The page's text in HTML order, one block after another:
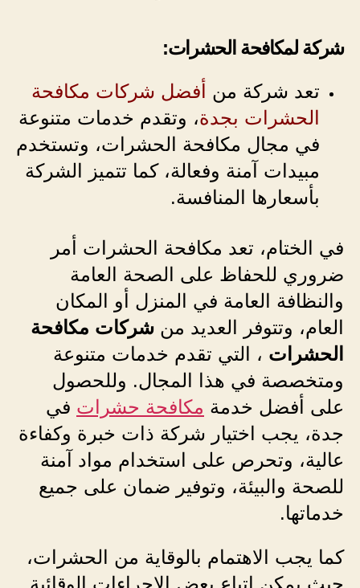
شركة لمكافحة الحشرات:
تعد شركة من أفضل شركات مكافحة
الحشرات بجدة، وتقدم خدمات متنوعة
في مجال مكافحة الحشرات، وتستخدم
مبيدات آمنة وفعالة، كما تتميز الشركة
بأسعارها المنافسة.
في الختام، تعد مكافحة الحشرات أمر
ضروري للحفاظ على الصحة العامة
والنظافة العامة في المنزل أو المكان
العام، وتتوفر العديد من شركات مكافحة
الحشرات ، التي تقدم خدمات متنوعة
ومتخصصة في هذا المجال. وللحصول
على أفضل خدمة مكافحة حشرات في
جدة، يجب اختيار شركة ذات خبرة وكفاءة
عالية، وتحرص على استخدام مواد آمنة
للصحة والبيئة، وتوفير ضمان على جميع
خدماتها.
كما يجب الاهتمام بالوقاية من الحشرات،
حيث يمكن اتباع بعض الإجراءات الوقائية